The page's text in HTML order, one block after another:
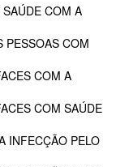
COM A
PESSOAS COM
COM A
COM SAÚDE
INFECÇÃO PELO